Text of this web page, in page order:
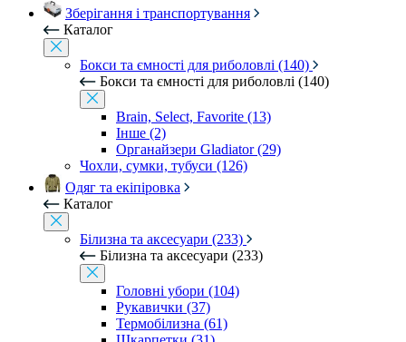
Зберігання і транспортування
Каталог
Бокси та ємності для риболовлі (140)
Бокси та ємності для риболовлі (140)
Brain, Select, Favorite (13)
Інше (2)
Органайзери Gladiator (29)
Чохли, сумки, тубуси (126)
Одяг та екіпіровка
Каталог
Білизна та аксесуари (233)
Білизна та аксесуари (233)
Головні убори (104)
Рукавички (37)
Термобілизна (61)